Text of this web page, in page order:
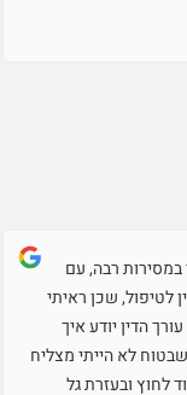
במסירות רבה, עם
לטיפול, שכן ראיתי
הדין יודע איך
לא הייתי מצליח
לחוץ ובעזרת גל